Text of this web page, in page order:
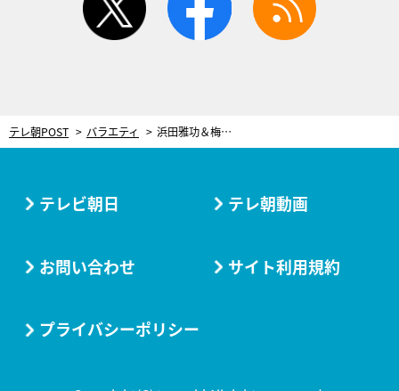
テレ朝POST バラエティ 浜田雅功＆梅沢富美男、スマホ検索で奮闘！しかしその姿は「社長と専務しかおらん中小企業」
テレビ朝日 テレ朝動画
お問い合わせ サイト利用規約
プライバシーポリシー